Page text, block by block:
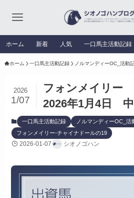
ホーム 新着 人気 一口馬主活動記録
ホーム 一口馬主活動記録 ノルマンディーOC_活動
フォンメイリー
2026年1月4日
2026
1/07
一口馬主活動記録
ノルマンディーOC_活
フォンメイリー-チャイナドールの19
2026-01-07 シオノゴハン